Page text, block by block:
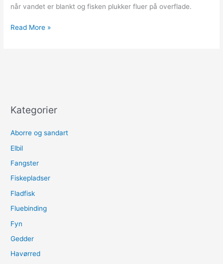
når vandet er blankt og fisken plukker fluer på overflade.
Havørred
Read More »
Kategorier
Aborre og sandart
Elbil
Fangster
Fiskepladser
Fladfisk
Fluebinding
Fyn
Gedder
Havørred